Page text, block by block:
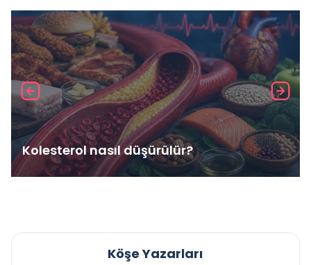
Kolesterol nasıl düşürülür?
Köşe Yazarları